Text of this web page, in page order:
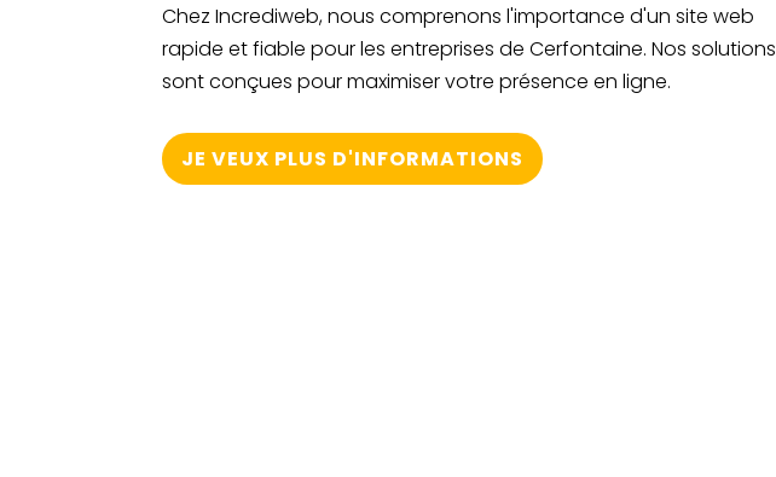
Chez Incrediweb, nous comprenons l'importance d'un site web
rapide et fiable pour les entreprises de Cerfontaine. Nos solutions
sont conçues pour maximiser votre présence en ligne.
JE VEUX PLUS D'INFORMATIONS